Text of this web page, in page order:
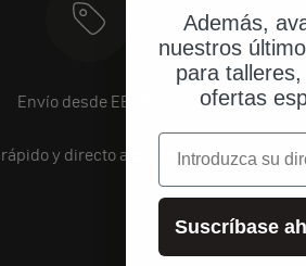
Envío desde EE. UU.
y directo a tu domicilio.
Además,
nuestros
para
ofertas
correo electrónico
Suscríbase